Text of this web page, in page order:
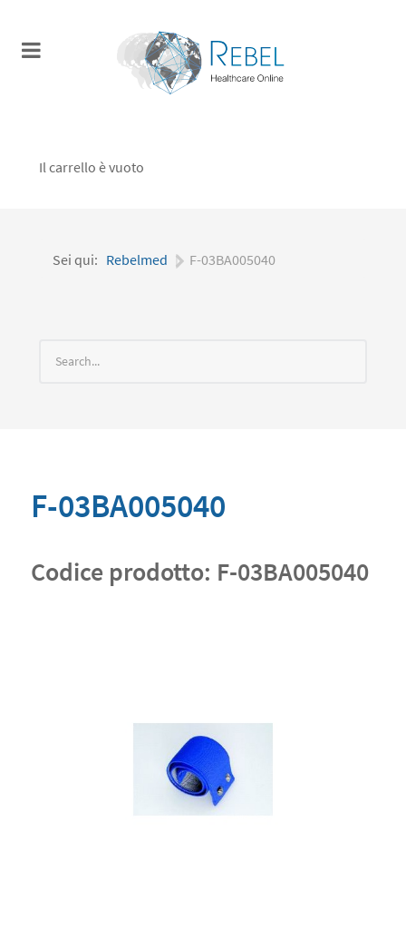
Il carrello è vuoto
Sei qui: Rebelmed | F-03BA005040
F-03BA005040
Codice prodotto: F-03BA005040